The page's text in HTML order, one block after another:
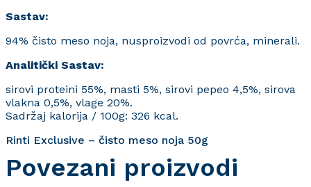
Sastav:
94% čisto meso noja, nusproizvodi od povrća, minerali.
Analitički Sastav:
sirovi proteini 55%, masti 5%, sirovi pepeo 4,5%, sirova
vlakna 0,5%, vlage 20%.
Sadržaj kalorija / 100g: 326 kcal.
Rinti Exclusive – čisto meso noja 50g
Povezani proizvodi